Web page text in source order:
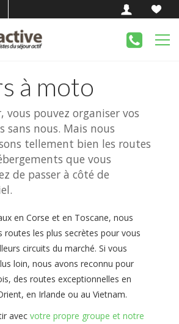
à moto
vous pouvez organiser vos
sans nous. Mais nous
tellement bien les routes
que vous
de passer à côté de
en Corse et en Toscane, nous
routes les plus secrètes pour vous
circuits du marché. Si vous
loin, nous avons reconnu pour
des routes exceptionnelles en
en Irlande ou au Vietnam.
avec votre propre groupe et notre